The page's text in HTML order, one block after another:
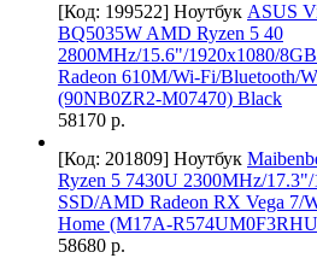
[Код: 199522] Ноутбук ASUS
BQ5035W AMD Ryzen 5 40
2800MHz/15.6"/1920x1080/
Radeon 610M/Wi-Fi/Bluetooth/
(90NB0ZR2-M07470) Black
58170 р.
[Код: 201809] Ноутбук
Ryzen 5 7430U 2300MHz/
SSD/AMD Radeon RX Vega 7/
Home (M17A-
58680 р.